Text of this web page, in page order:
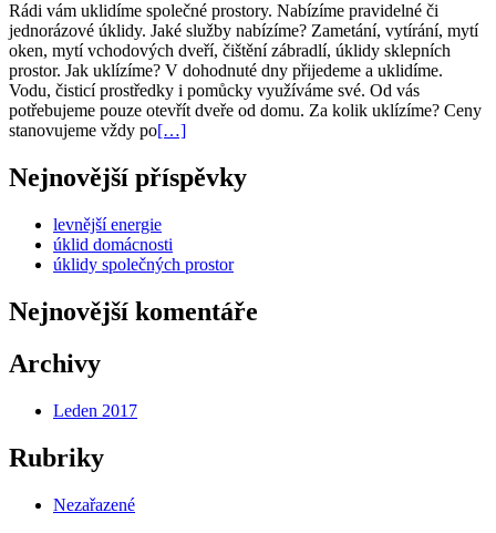
Rádi vám uklidíme společné prostory. Nabízíme pravidelné či
jednorázové úklidy. Jaké služby nabízíme? Zametání, vytírání, mytí
oken, mytí vchodových dveří, čištění zábradlí, úklidy sklepních
prostor. Jak uklízíme? V dohodnuté dny přijedeme a uklidíme.
Vodu, čisticí prostředky i pomůcky využíváme své. Od vás
potřebujeme pouze otevřít dveře od domu. Za kolik uklízíme? Ceny
stanovujeme vždy poPřečtěte
více
o
společných
prostor
[…]
Nejnovější příspěvky
levnější energie
úklid domácnosti
úklidy společných prostor
Nejnovější komentáře
Archivy
Leden 2017
Rubriky
Nezařazené